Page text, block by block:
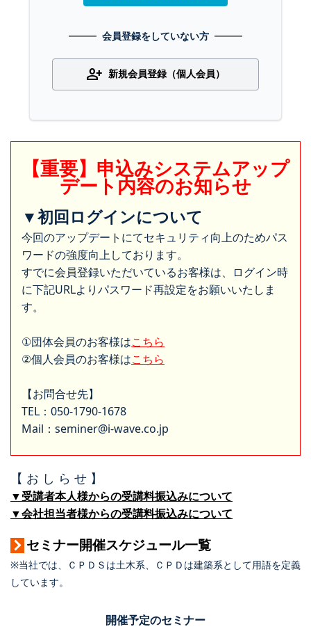
会員登録をしていない方
person_add 新規会員登録（個人会員）
【重要】申込みシステムアップ
デート内容のお知らせ
▼初回ログインについて
今回のアップデートにてセキュリティ向上のためパス
ワードの強度向上しております。
すでに会員登録いただいているお客様は、ログイン時
に下記URLよりパスワード再設定をお願いいたしま
す。
①団体会員のお客様はこちら
②個人会員のお客様はこちら
【お問合せ先】
TEL：050-1790-1678
Mail：seminer@i-wave.co.jp
【 お し ら せ 】
▼受講者本人様からの受講料振込みについて
▼会社担当者様からの受講料振込みについて
セミナー開催スケジュール一覧
※当社では、ＣＰＤＳは土木系、ＣＰＤは建築系として用語を定義
しています。
開催予定のセミナー